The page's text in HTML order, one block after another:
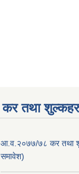
कर तथा
आ.व.२०७७/७८ कर तथा
समावेश)